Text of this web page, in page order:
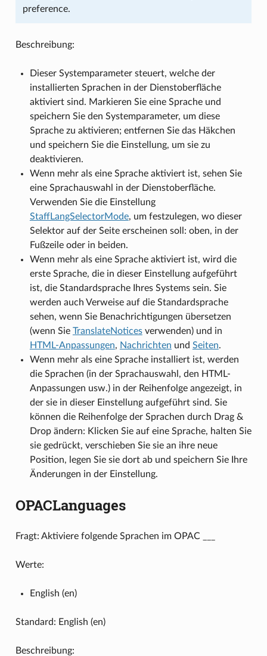
preference.
Beschreibung:
Dieser Systemparameter steuert, welche der
installierten Sprachen in der Dienstoberfläche
aktiviert sind. Markieren Sie eine Sprache und
speichern Sie den Systemparameter, um diese
Sprache zu aktivieren; entfernen Sie das Häkchen
und speichern Sie die Einstellung, um sie zu
deaktivieren.
Wenn mehr als eine Sprache aktiviert ist, sehen Sie
eine Sprachauswahl in der Dienstoberfläche.
Verwenden Sie die Einstellung
StaffLangSelectorMode, um festzulegen, wo dieser
Selektor auf der Seite erscheinen soll: oben, in der
Fußzeile oder in beiden.
Wenn mehr als eine Sprache aktiviert ist, wird die
erste Sprache, die in dieser Einstellung aufgeführt
ist, die Standardsprache Ihres Systems sein. Sie
werden auch Verweise auf die Standardsprache
sehen, wenn Sie Benachrichtigungen übersetzen
(wenn Sie TranslateNoticesverwenden) und in
HTML-Anpassungen, Nachrichten und Seiten.
Wenn mehr als eine Sprache installiert ist, werden
die Sprachen (in der Sprachauswahl, den HTML-
Anpassungen usw.) in der Reihenfolge angezeigt, in
der sie in dieser Einstellung aufgeführt sind. Sie
können die Reihenfolge der Sprachen durch Drag &
Drop ändern: Klicken Sie auf eine Sprache, halten Sie
sie gedrückt, verschieben Sie sie an ihre neue
Position, legen Sie sie dort ab und speichern Sie Ihre
Änderungen in der Einstellung.
OPACLanguages
Fragt: Aktiviere folgende Sprachen im OPAC ___
Werte:
English (en)
Standard: English (en)
Beschreibung: